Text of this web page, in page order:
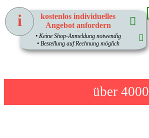
über 4000
kostenlos individuelles
Angebot anfordern
1
• Keine Shop-Anmeldung notwendig
• Bestellung auf Rechnung möglich
i